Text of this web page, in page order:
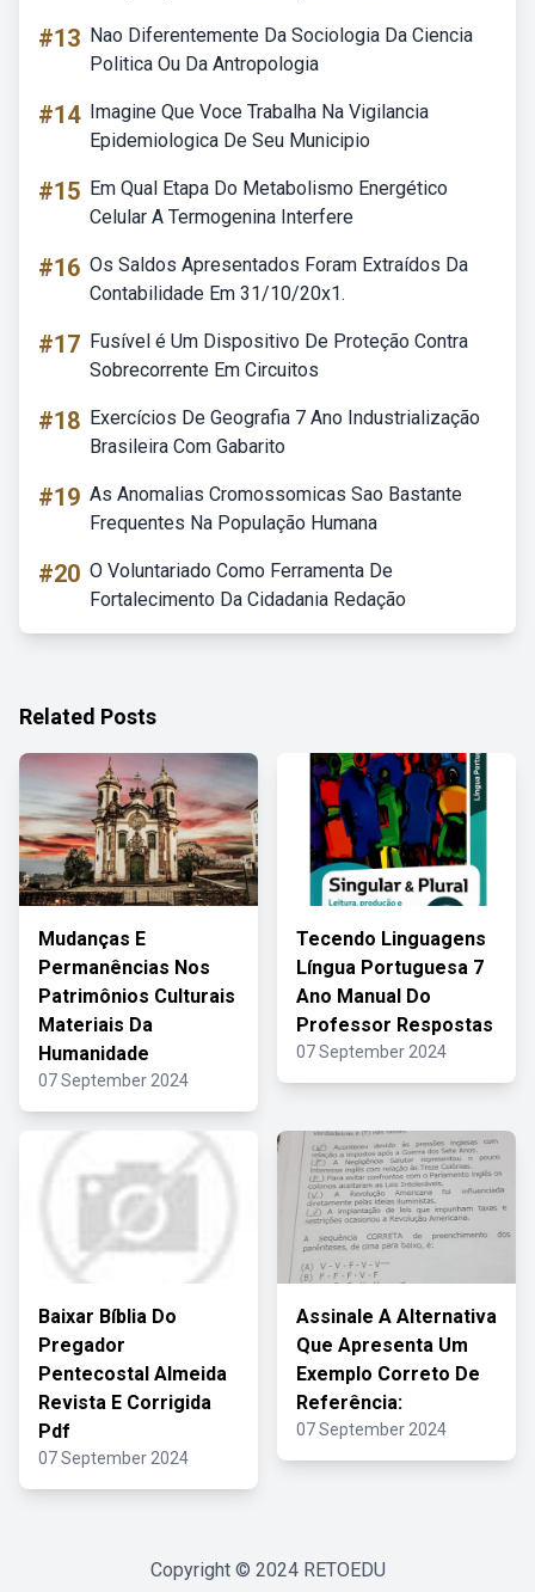
#13 Nao Diferentemente Da Sociologia Da Ciencia
Politica Ou Da Antropologia
#14 Imagine Que Voce Trabalha Na Vigilancia
Epidemiologica De Seu Municipio
#15 Em Qual Etapa Do Metabolismo Energético
Celular A Termogenina Interfere
#16 Os Saldos Apresentados Foram Extraídos Da
Contabilidade Em 31/10/20x1.
#17 Fusível é Um Dispositivo De Proteção Contra
Sobrecorrente Em Circuitos
#18 Exercícios De Geografia 7 Ano Industrialização
Brasileira Com Gabarito
#19 As Anomalias Cromossomicas Sao Bastante
Frequentes Na População Humana
#20 O Voluntariado Como Ferramenta De
Fortalecimento Da Cidadania Redação
Related Posts
Mudanças E
Permanências Nos
Patrimônios Culturais
Materiais Da
Humanidade
07 September 2024
Tecendo Linguagens
Língua Portuguesa 7
Ano Manual Do
Professor Respostas
07 September 2024
Baixar Bíblia Do
Pregador
Pentecostal Almeida
Revista E Corrigida
Pdf
07 September 2024
Assinale A Alternativa
Que Apresenta Um
Exemplo Correto De
Referência:
07 September 2024
Copyright © 2024 RETOEDU